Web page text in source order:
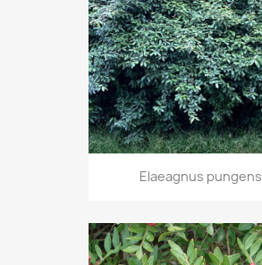
Elaeagnus pungens